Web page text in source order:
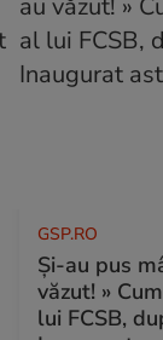
GSP.RO
Și-au pus
văzut! »
lui FCSB,